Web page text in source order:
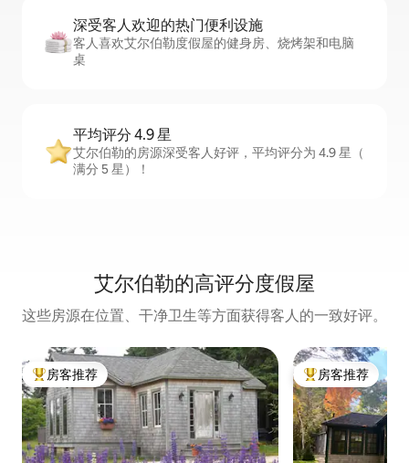
深受客人欢迎的热门便利设施
客人喜欢艾尔伯勒度假屋的健身房、烧烤架和电脑
桌
平均评分 4.9 星
艾尔伯勒的房源深受客人好评，平均评分为 4.9 星（
满分 5 星）！
艾尔伯勒的高评分度假屋
这些房源在位置、干净卫生等方面获得客人的一致好评。
热门「房客推荐」
房客推荐 热门「房客推荐」
房客推荐